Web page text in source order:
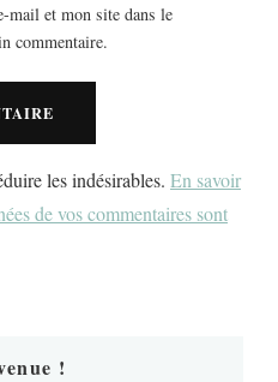
mail et mon site dans le
commentaire.
les indésirables. En savoir
de vos commentaires sont
!